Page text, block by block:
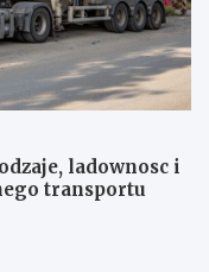
ladownosc i
transportu